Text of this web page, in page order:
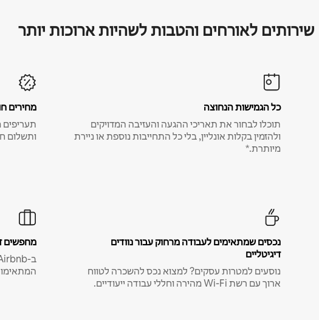
שירותים לאורחים והטבות לשהיות ארוכות יותר
כל הגמישות הנחוצה
תוכלו לבחור את תאריכי ההגעה והעזיבה המדויקים
ולהזמין בקלות אונליין, בלי כל התחייבות נוספת או ניירת
מיותרת.*
מחירים
תעריפים
ותשלום
נכסים שמתאימים לעבודה מרחוק עבור נוודים
דיגיטליים
נוסעים למטרות עסקים? למצוא נכס להשכרה לטווח
ארוך עם רשת Wi-Fi מהירה וחללי עבודה ייעודיים.
מחפשים